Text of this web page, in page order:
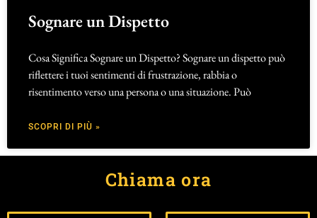
Sognare un Dispetto
Cosa Significa Sognare un Dispetto? Sognare un dispetto può
riflettere i tuoi sentimenti di frustrazione, rabbia o
risentimento verso una persona o una situazione. Può
SCOPRI DI PIÙ »
Chiama ora